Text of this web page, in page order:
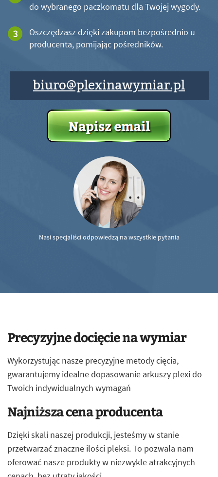
do wybranego paczkomatu dla Twojej wygody.
Oszczędzasz dzięki zakupom bezpośrednio u
producenta, pomijając pośredników.
biuro@plexinawymiar.pl
Nasi specjaliści odpowiedzą na wszystkie pytania
Precyzyjne docięcie na wymiar
Wykorzystując nasze precyzyjne metody cięcia,
gwarantujemy idealne dopasowanie arkuszy plexi do
Twoich indywidualnych wymagań
Najniższa cena producenta
Dzięki skali naszej produkcji, jesteśmy w stanie
przetwarzać znaczne ilości pleksi. To pozwala nam
oferować nasze produkty w niezwykle atrakcyjnych